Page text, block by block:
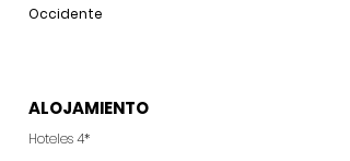
Occidente
ALOJAMIENTO
Hoteles 4*